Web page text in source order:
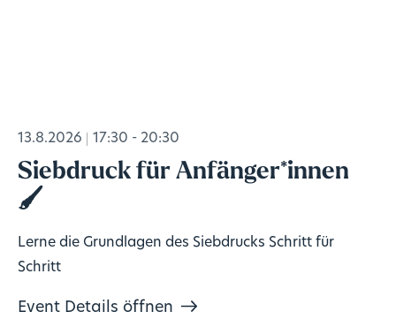
13.8.2026 17:30 - 20:30
Siebdruck für Anfänger*innen
🖌️
Lerne die Grundlagen des Siebdrucks Schritt für
Schritt
Event Details öffnen